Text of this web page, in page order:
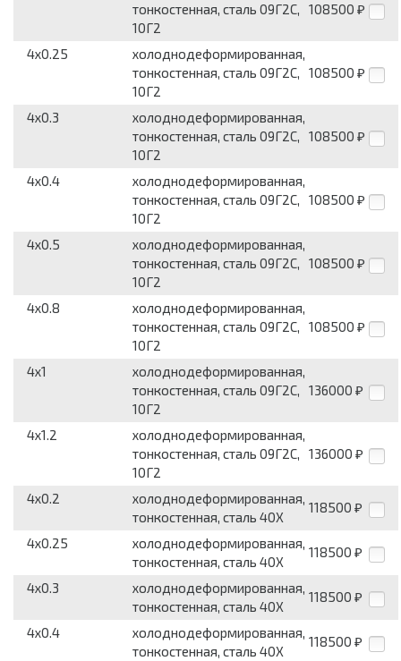
тонкостенная, сталь 09Г2С,
10Г2
108500 ₽
4x0.25
холоднодеформированная,
тонкостенная, сталь 09Г2С,
10Г2
108500 ₽
4x0.3
холоднодеформированная,
тонкостенная, сталь 09Г2С,
10Г2
108500 ₽
4x0.4
холоднодеформированная,
тонкостенная, сталь 09Г2С,
10Г2
108500 ₽
4x0.5
холоднодеформированная,
тонкостенная, сталь 09Г2С,
10Г2
108500 ₽
4x0.8
холоднодеформированная,
тонкостенная, сталь 09Г2С,
10Г2
108500 ₽
4x1
холоднодеформированная,
тонкостенная, сталь 09Г2С,
10Г2
136000 ₽
4x1.2
холоднодеформированная,
тонкостенная, сталь 09Г2С,
10Г2
136000 ₽
4x0.2
холоднодеформированная,
тонкостенная, сталь 40Х
118500 ₽
4x0.25
холоднодеформированная,
тонкостенная, сталь 40Х
118500 ₽
4x0.3
холоднодеформированная,
тонкостенная, сталь 40Х
118500 ₽
4x0.4
холоднодеформированная,
тонкостенная, сталь 40Х
118500 ₽